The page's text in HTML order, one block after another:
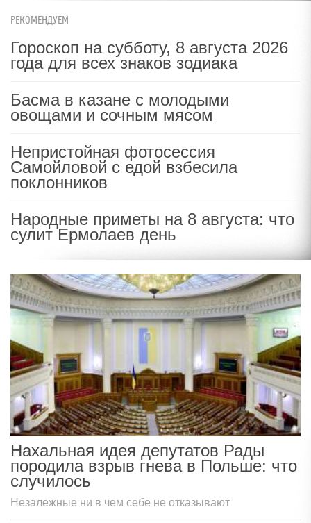
РЕКОМЕНДУЕМ
Гороскоп на субботу, 8 августа 2026
года для всех знаков зодиака
Басма в казане с молодыми
овощами и сочным мясом
Непристойная фотосессия
Самойловой с едой взбесила
поклонников
Народные приметы на 8 августа: что
сулит Ермолаев день
Нахальная идея депутатов Рады
породила взрыв гнева в Польше: что
случилось
Незалежные ни в чем себе не отказывают